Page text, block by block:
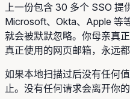
上一份包含 30 多个 SSO 提
Microsoft、Okta、Apple 等
就会被默默忽略。你母亲真
真正使用的网页邮箱，永远
如果本地扫描过后没有任何
止。没有任何请求会离开你的